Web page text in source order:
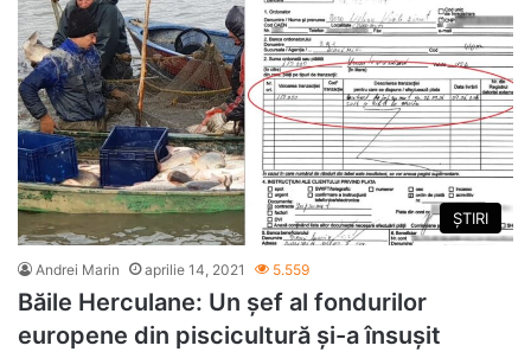
ȘTIRI
Andrei Marin aprilie 14, 2021 5.559
Băile Herculane: Un șef al fondurilor
europene din piscicultură și-a însușit